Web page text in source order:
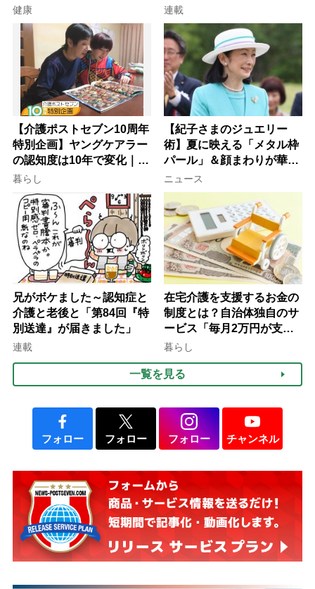
意
健康
子が血の気が引いた理由
連載
【介護ポストセブン10周年
特別企画】ヤングケアラー
の認知度は10年で変化｜流
行語大賞にノミネート、法
律にも明記されたが果たし
て現在は？
暮らし
【紀子さまのジュエリー
術】夏に映える「メタル枠
パール」＆顔まわりが華や
ぐ「揺れる一粒」の使い分
け方
ニュース
兄がボケました～認知症と
介護と老後と「第84回『特
別送達』が届きました」
連載
在宅介護を支援するお金の
制度とは？自治体独自のサ
ービス「毎月2万円が支給
される」ケースも【FP解
暮らし
一覧を見る
フォロー フォロー フォロー チャンネル